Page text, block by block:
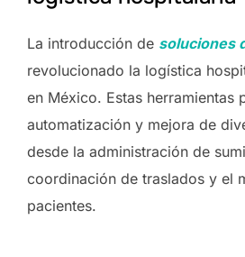
La introducción de soluciones
revolucionado la logística
en México. Estas herramientas
automatización y mejora de
desde la administración de
coordinación de traslados y el
pacientes.